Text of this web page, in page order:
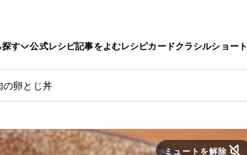
探す 公式レシピ記事をよむレシピカードクラシルショート
の卵とじ丼
ミュートを解除